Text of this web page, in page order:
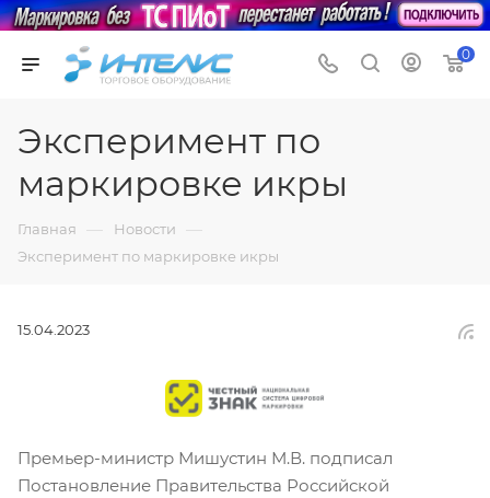
0
Эксперимент по
маркировке икры
Главная — Новости —
Эксперимент по маркировке икры
15.04.2023
Премьер-министр Мишустин М.В. подписал
Постановление Правительства Российской